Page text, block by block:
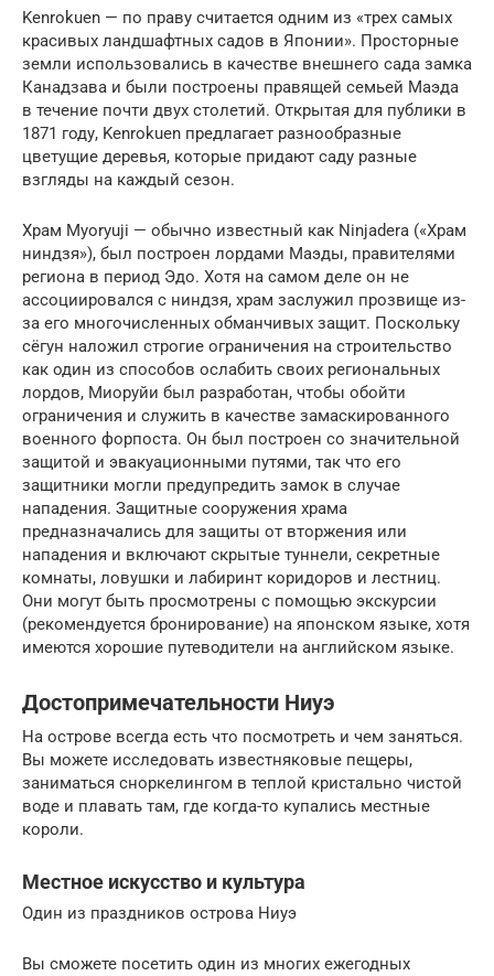
Kenrokuen — по праву считается одним из «трех самых
красивых ландшафтных садов в Японии». Просторные
земли использовались в качестве внешнего сада замка
Канадзава и были построены правящей семьей Маэда
в течение почти двух столетий. Открытая для публики в
1871 году, Kenrokuen предлагает разнообразные
цветущие деревья, которые придают саду разные
взгляды на каждый сезон.
Храм Myoryuji — обычно известный как Ninjadera («Храм
ниндзя»), был построен лордами Маэды, правителями
региона в период Эдо. Хотя на самом деле он не
ассоциировался с ниндзя, храм заслужил прозвище из-
за его многочисленных обманчивых защит. Поскольку
сёгун наложил строгие ограничения на строительство
как один из способов ослабить своих региональных
лордов, Миоруйи был разработан, чтобы обойти
ограничения и служить в качестве замаскированного
военного форпоста. Он был построен со значительной
защитой и эвакуационными путями, так что его
защитники могли предупредить замок в случае
нападения. Защитные сооружения храма
предназначались для защиты от вторжения или
нападения и включают скрытые туннели, секретные
комнаты, ловушки и лабиринт коридоров и лестниц.
Они могут быть просмотрены с помощью экскурсии
(рекомендуется бронирование) на японском языке, хотя
имеются хорошие путеводители на английском языке.
Достопримечательности Ниуэ
На острове всегда есть что посмотреть и чем заняться.
Вы можете исследовать известняковые пещеры,
заниматься сноркелингом в теплой кристально чистой
воде и плавать там, где когда-то купались местные
короли.
Местное искусство и культура
Один из праздников острова Ниуэ
Вы сможете посетить один из многих ежегодных